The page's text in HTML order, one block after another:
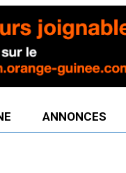
ANNONCES